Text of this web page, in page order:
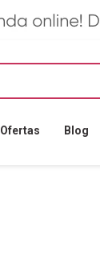
Ofertas Blog